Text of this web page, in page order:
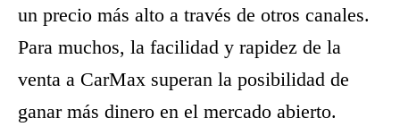
un precio más alto a través de otros canales.
Para muchos, la facilidad y rapidez de la
venta a CarMax superan la posibilidad de
ganar más dinero en el mercado abierto.